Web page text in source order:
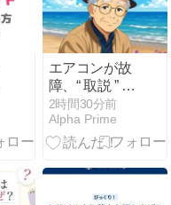
エアコンが故
障、“ 取説 ” 片
手にスマホで
設定
2時間30分前
Alpha Prime